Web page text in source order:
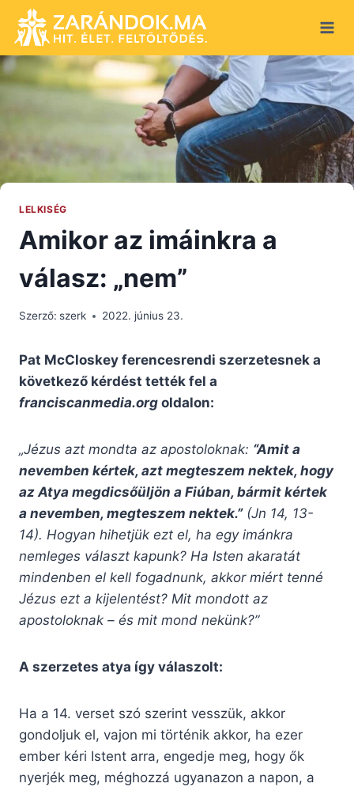
content
LELKISÉG
Amikor az imáinkra a
válasz: „nem”
Szerző: szerk 2022. június 23.
Pat McCloskey ferencesrendi szerzetesnek a
következő kérdést tették fel a
franciscanmedia.org oldalon:
„Jézus azt mondta az apostoloknak: “Amit a
nevemben kértek, azt megteszem nektek, hogy
az Atya megdicsőüljön a Fiúban, bármit kértek
a nevemben, megteszem nektek.”(Jn 14, 13-
14). Hogyan hihetjük ezt el, ha egy imánkra
nemleges választ kapunk? Ha Isten akaratát
mindenben el kell fogadnunk, akkor miért tenné
Jézus ezt a kijelentést? Mit mondott az
apostoloknak – és mit mond nekünk?”
A szerzetes atya így válaszolt:
Ha a 14. verset szó szerint vesszük, akkor
gondoljuk el, vajon mi történik akkor, ha ezer
ember kéri Istent arra, engedje meg, hogy ők
nyerjék meg, méghozzá ugyanazon a napon, a